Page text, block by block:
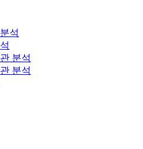
석
분석
분석